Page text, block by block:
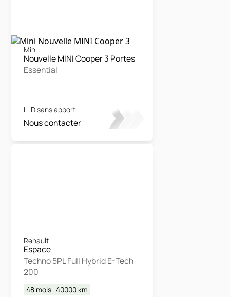
Mini
Nouvelle MINI Cooper 3 Portes
Essential
LLD sans apport
Nous contacter
Renault
Espace
Techno 5PL Full Hybrid E-Tech
200
48 mois 40000 km